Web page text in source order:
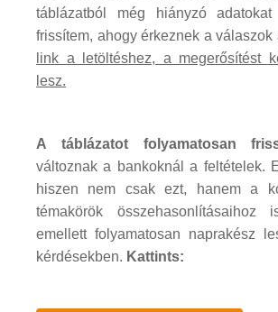
táblázatból még hiányzó adatokat
frissítem, ahogy érkeznek a válaszok
link a letöltéshez, a megerősítést
lesz.
A táblázatot folyamatosan
változnak a bankoknál a feltételek.
hiszen nem csak ezt, hanem a
témakörök összehasonlításaihoz
emellett folyamatosan naprakész
kérdésekben. Kattints: